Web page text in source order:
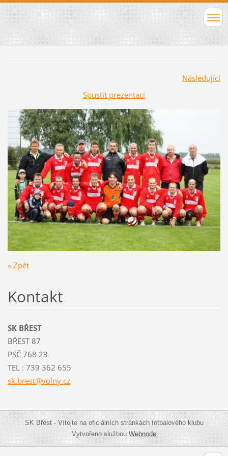
Následující
Spustit prezentaci
« Zpět
Kontakt
SK BŘEST
BŘEST 87
PSČ 768 23
TEL : 739 362 655
sk.brest@volny.cz
SK Břest - Vítejte na oficiálních stránkách fotbalového klubu
Vytvořeno službouWebnode